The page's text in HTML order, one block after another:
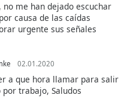
no me han dejado escuchar
causa de las caídas
urgente sus señales
02.01.2020
a que hora llamar para salir
trabajo, Saludos